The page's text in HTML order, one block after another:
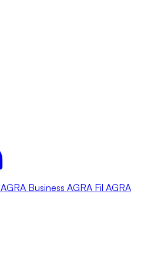
AGRA Business AGRA Fil AGRA